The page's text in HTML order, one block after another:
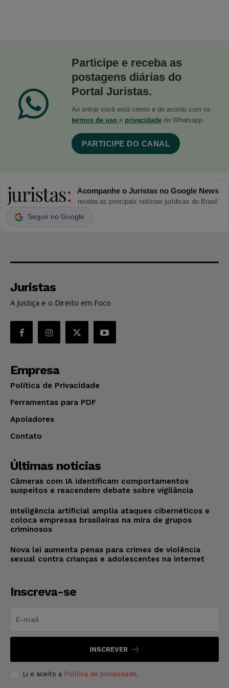
Participe e receba as
postagens diárias do
Portal Juristas.
Ao entrar você está ciente e de acordo com os
termos de uso e privacidade do Whatsapp.
PARTICIPE DO CANAL
Acompanhe o Juristas no Google News
receba as principais notícias jurídicas do Brasil
Seguir no Google
Juristas
A Justiça e o Direito em Foco
Empresa
Política de Privacidade
Ferramentas para PDF
Apoiadores
Contato
Últimas notícias
Câmeras com IA identificam comportamentos
suspeitos e reacendem debate sobre vigilância
Inteligência artificial amplia ataques cibernéticos e
coloca empresas brasileiras na mira de grupos
criminosos
Nova lei aumenta penas para crimes de violência
sexual contra crianças e adolescentes na internet
Inscreva-se
INSCREVER
Li e aceito a Política de privacidade.